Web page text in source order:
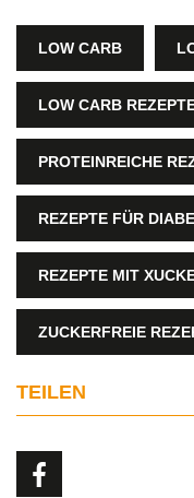
LOW CARB
LOW CARB
PROTEINREICHE
REZEPTE FÜR
REZEPTE MIT
ZUCKERFREIE
TEILEN